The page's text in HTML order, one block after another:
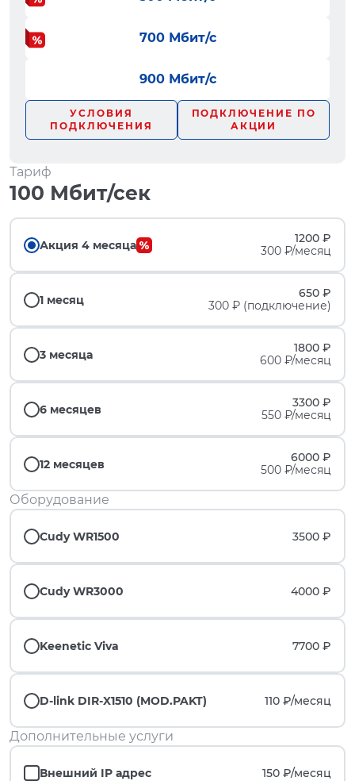
700 Мбит/с
900 Мбит/с
УСЛОВИЯ
ПОДКЛЮЧЕНИЯ
ПОДКЛЮЧЕНИЕ ПО
АКЦИИ
Тариф
100 Мбит/сек
Акция 4 месяца
1200 ₽
300 ₽/месяц
1 месяц
650 ₽
300 ₽ (подключение)
3 месяца
1800 ₽
600 ₽/месяц
6 месяцев
3300 ₽
550 ₽/месяц
12 месяцев
6000 ₽
500 ₽/месяц
Оборудование
Cudy WR1500 3500 ₽
Cudy WR3000 4000 ₽
Keenetic Viva 7700 ₽
D-link DIR-X1510 (MOD.PAKT) 110 ₽/месяц
Дополнительные услуги
Внешний IP адрес 150 ₽/месяц